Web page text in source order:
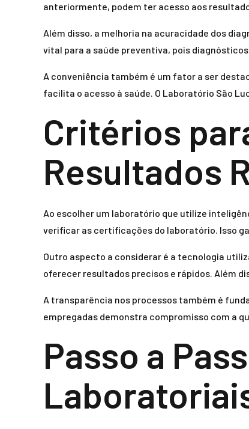
anteriormente, podem ter acesso aos
Além disso, a melhoria na acuracidade dos
vital para a saúde preventiva, pois
A conveniência também é um fator a ser
facilita o acesso à saúde. O Laboratório São
Critérios
Resultados
Ao escolher um laboratório que utilize
verificar as certificações do laboratório. Isso
Outro aspecto a considerar é a tecnologia
oferecer resultados precisos e rápidos. Além
A transparência nos processos também é
empregadas demonstra compromisso com a
Passo a